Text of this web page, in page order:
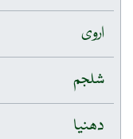
اروی
شلجم
دھنیا